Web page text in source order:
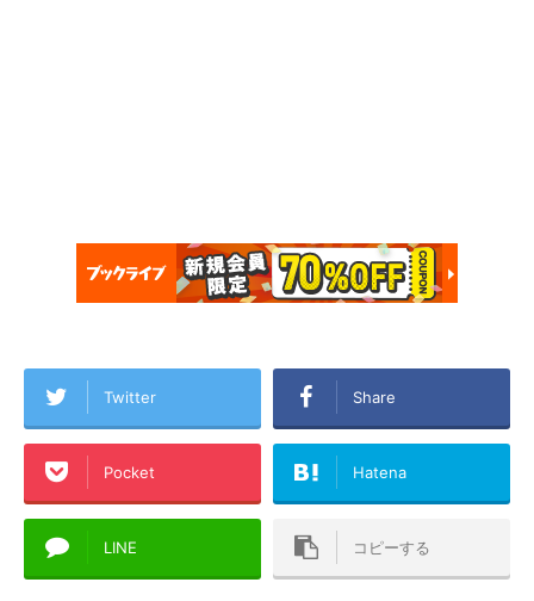
Twitter Share
Pocket Hatena
LINE コピーする